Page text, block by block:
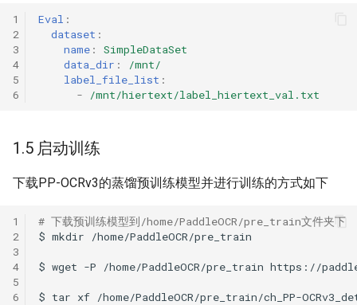
1
2
3
4
5
6
Eval :
dataset :
name :
SimpleDataSet
data_dir :
/mnt/
label_file_list :
-
/mnt/hiertext/label_hiertext_val.txt
1.5 启动训练
下载PP-OCRv3的蒸馏预训练模型并进行训练的方式如下
1
2
3
4
5
6
# 下载预训练模型到/home/PaddleOCR/pre_train文件夹下
$ mkdir
$ wget -P /home/PaddleOCR/pre_train
$ tar xf /home/PaddleOCR/pre_train/ch_PP-